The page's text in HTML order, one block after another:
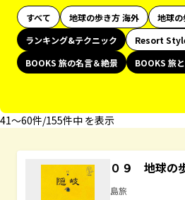
すべて 地球の歩き方 海外 地球の
ランキング&テクニック
Resort
BOOKS 旅の名言＆絶景
BOOKS 旅
41〜60件/155件中 を表示
０９ 地球
島旅